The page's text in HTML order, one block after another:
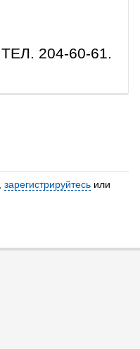
204-60-61.
зарегистрируйтесь или